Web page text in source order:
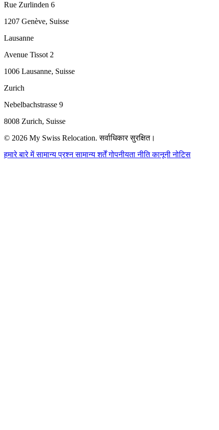
Rue Zurlinden 6
1207 Genève, Suisse
Lausanne
Avenue Tissot 2
1006 Lausanne, Suisse
Zurich
Nebelbachstrasse 9
8008 Zurich, Suisse
© 2026 My Swiss Relocation. सर्वाधिकार सुरक्षित।
हमारे बारे मेंसामान्य प्रश्नसामान्य शर्तेंगोपनीयता नीतिकानूनी नोटिस